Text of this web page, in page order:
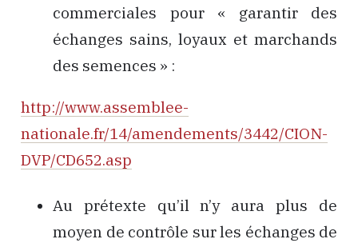
commerciales pour « garantir des
échanges sains, loyaux et marchands
des semences » :
http://www.assemblee-
nationale.fr/14/amendements/3442/CION-
DVP/CD652.asp
Au prétexte qu’il n’y aura plus de
moyen de contrôle sur les échanges de